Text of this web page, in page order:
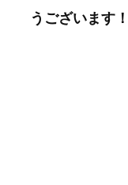
うございます！